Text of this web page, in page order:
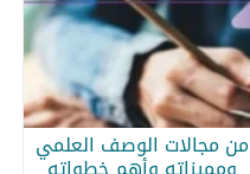
من مجالات الوصف العلمي